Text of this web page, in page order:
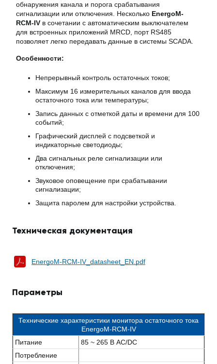
обнаружения канала и порога срабатывания
сигнализации или отключения. Несколько EnergoM-
RCM-IV в сочетании с автоматическим выключателем
для встроенных приложений MRCD, порт RS485
позволяет легко передавать данные в системы SCADA.
Особенности:
Непрерывный контроль остаточных токов;
Максимум 16 измерительных каналов для ввода
остаточного тока или температуры;
Запись данных с отметкой даты и времени для 100
событий;
Графический дисплей с подсветкой и
индикаторные светодиоды;
Два сигнальных реле сигнализации или
отключения;
Звуковое оповещение при срабатывании
сигнализации;
Защита паролем для настройки устройства.
Техническая документация
EnergoM-RCM-IV_datasheet_EN.pdf
Параметры
Технические характеристики монитора остаточного тока
EnergoM-RCM-IV
Питание
85 ~ 265 В AC/DC
Потребление